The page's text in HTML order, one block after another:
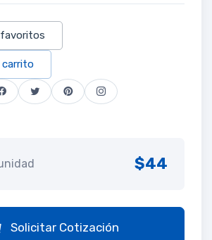
carrito
$44
Solicitar Cotización